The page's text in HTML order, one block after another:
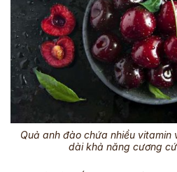
Quả anh đào chứa nhiều
dài khả năng cương